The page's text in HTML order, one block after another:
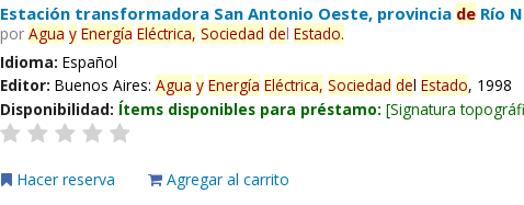
Estación transformadora San Antonio Oeste, provincia de Río
porAgua y Energía Eléctrica, Sociedad delEstado.
Idioma:Español
Editor:Buenos Aires:Agua y Energía Eléctrica, Sociedad delEstado, 1998
Disponibilidad: Ítems disponibles para préstamo: Signatura
Hacer reserva Agregar al carrito